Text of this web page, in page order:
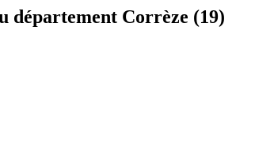
département Corrèze (19)